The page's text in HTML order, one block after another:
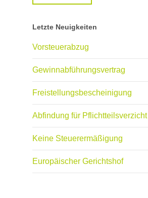
Letzte Neuigkeiten
Vorsteuerabzug
Gewinnabführungsvertrag
Freistellungsbescheinigung
Abfindung für Pflichtteilsverzicht
Keine Steuerermäßigung
Europäischer Gerichtshof